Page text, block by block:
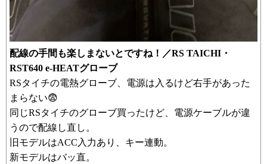
配線の手間も楽しまないとですね！／RS TAICHI・
RST640 e-HEATグローブ
RSタイチの電熱グローブ、電源は入るけど右手があった
まらない😨
同じRSタイチのグローブ買ったけど、電源ケーブルが違
うので配線し直し。
旧モデルはACC入力あり、キー連動。
新モデルはバッ直。